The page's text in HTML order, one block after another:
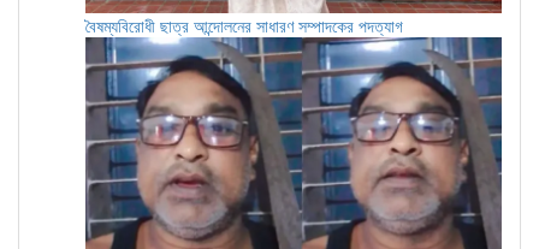
বৈষম্যবিরোধী ছাত্র আন্দোলনের সাধারণ সম্পাদকের পদত্যাগ